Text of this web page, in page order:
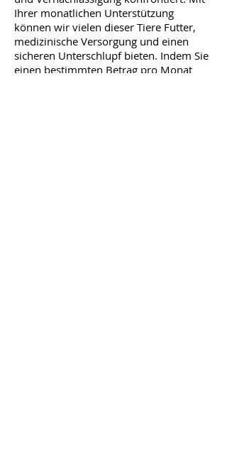
Ihrer monatlichen Unterstützung
können wir vielen dieser Tiere Futter,
medizinische Versorgung und einen
sicheren Unterschlupf bieten. Indem Sie
einen bestimmten Betrag pro Monat